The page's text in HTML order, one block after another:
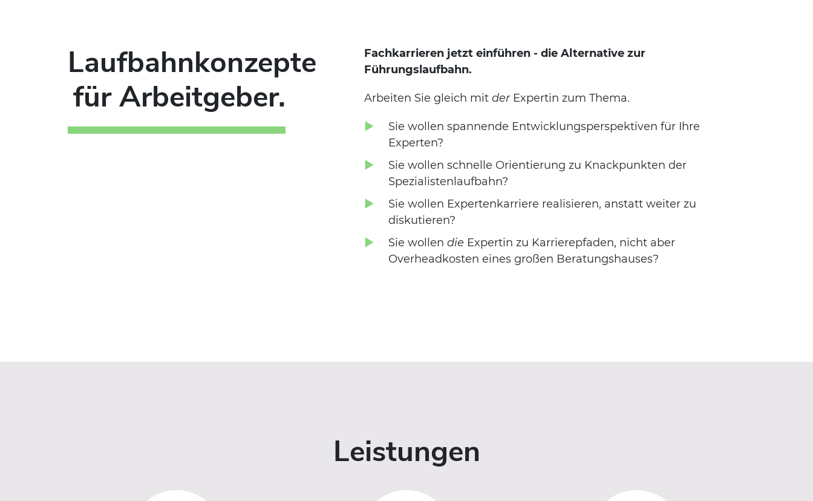
Laufbahnkonzepte
für Arbeitgeber.
Fachkarrieren jetzt einführen - die Alternative zur
Führungslaufbahn.
Arbeiten Sie gleich mit derExpertin zum Thema.
Sie wollen spannende Entwicklungsperspektiven für Ihre
Experten?
Sie wollen schnelle Orientierung zu Knackpunkten der
Spezialistenlaufbahn?
Sie wollen Expertenkarriere realisieren, anstatt weiter zu
diskutieren?
Sie wollen die Expertin zu Karrierepfaden, nicht aber
Overheadkosten eines großen Beratungshauses?
Leistungen